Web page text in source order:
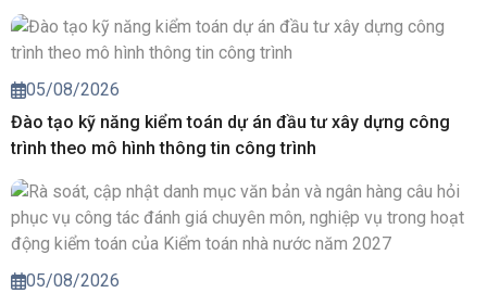
05/08/2026
Đào tạo kỹ năng kiểm toán dự án đầu tư xây dựng công
trình theo mô hình thông tin công trình
05/08/2026